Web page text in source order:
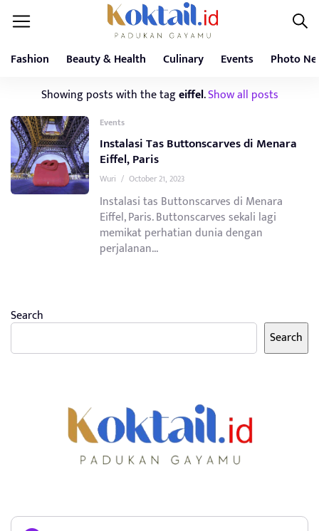
Fashion Beauty & Health Culinary Events Photo
Showing posts with the tageiffel.Show all posts
Events
Instalasi Tas Buttonscarves di Menara
Eiffel, Paris
Wuri / October 21, 2023
Instalasi tas Buttonscarves di Menara
Eiffel, Paris. Buttonscarves sekali lagi
memikat perhatian dunia dengan
perjalanan...
Search
Search